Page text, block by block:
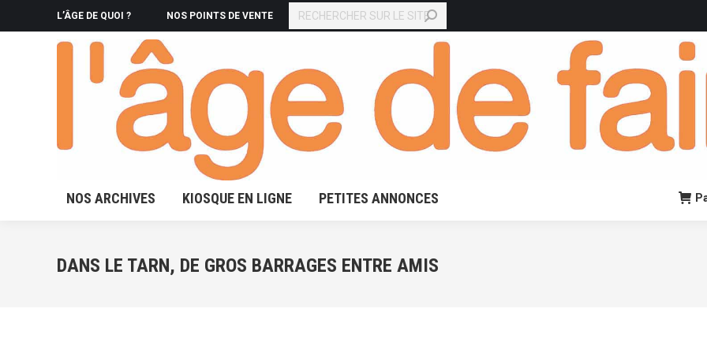
L’ÂGE DE QUOI ? NOS POINTS DE VENTE
RECHERCHE
NOS ARCHIVES KIOSQUE EN LIGNE PETITES ANNONCES
DANS LE TARN, DE GROS BARRAGES ENTRE AMIS
NOS ARCHIVES KIOSQUE EN LIGNE PETITES ANNONCES